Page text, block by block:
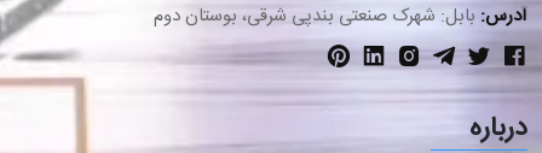
آدرس: بابل: شهرک صنعتی بندپی شرقی، بوستان دوم
درباره